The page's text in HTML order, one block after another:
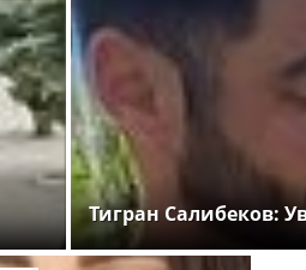
Тигран Салибеков: